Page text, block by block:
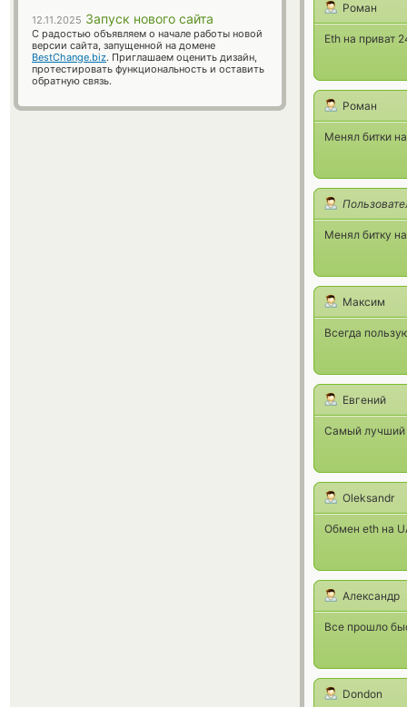
Роман
Eth на приват
Роман
Менял битки
Менял битку
Максим
Всегда
Евгений
Самый лучший
Oleksandr
Обмен eth на
Александр
Все прошло
Dondon
12.11.2025 Запуск нового сайта
С радостью объявляем о начале работы новой
версии сайта, запущенной на домене
BestChange.biz. Приглашаем оценить дизайн,
протестировать функциональность и оставить
обратную связь.